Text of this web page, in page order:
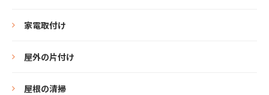
家電取付け
屋外の片付け
屋根の清掃